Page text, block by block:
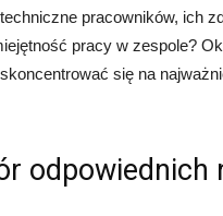
pracowników, ich
pracy w zespole?
się na
odpowiednich